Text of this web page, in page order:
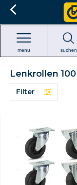
suchen
menu
Lenkrollen
Filter